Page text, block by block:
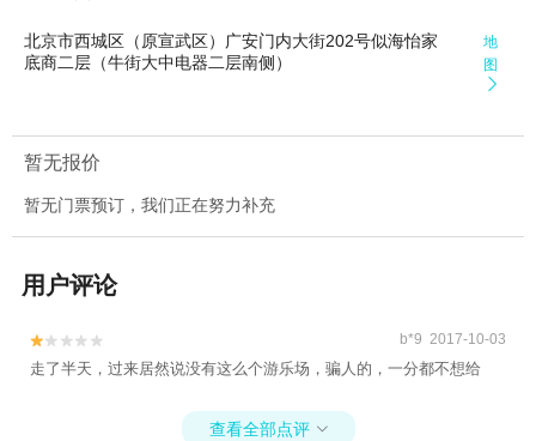
北京市西城区（原宣武区）广安门内大街202号似海怡家
底商二层（牛街大中电器二层南侧）
地
图

暂无报价
暂无门票预订，我们正在努力补充
用户评论

 b*9 2017-10-03
走了半天，过来居然说没有这么个游乐场，骗人的，一分都不想给
查看全部点评 